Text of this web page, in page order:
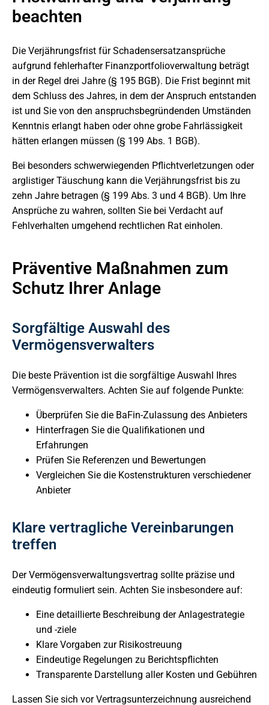
beachten
Die Verjährungsfrist für Schadensersatzansprüche
aufgrund fehlerhafter Finanzportfolioverwaltung beträgt
in der Regel drei Jahre (§ 195 BGB). Die Frist beginnt mit
dem Schluss des Jahres, in dem der Anspruch entstanden
ist und Sie von den anspruchsbegründenden Umständen
Kenntnis erlangt haben oder ohne grobe Fahrlässigkeit
hätten erlangen müssen (§ 199 Abs. 1 BGB).
Bei besonders schwerwiegenden Pflichtverletzungen oder
arglistiger Täuschung kann die Verjährungsfrist bis zu
zehn Jahre betragen (§ 199 Abs. 3 und 4 BGB). Um Ihre
Ansprüche zu wahren, sollten Sie bei Verdacht auf
Fehlverhalten umgehend rechtlichen Rat einholen.
Präventive Maßnahmen zum
Schutz Ihrer Anlage
Sorgfältige Auswahl des
Vermögensverwalters
Die beste Prävention ist die sorgfältige Auswahl Ihres
Vermögensverwalters. Achten Sie auf folgende Punkte:
Überprüfen Sie die BaFin-Zulassung des Anbieters
Hinterfragen Sie die Qualifikationen und
Erfahrungen
Prüfen Sie Referenzen und Bewertungen
Vergleichen Sie die Kostenstrukturen verschiedener
Anbieter
Klare vertragliche Vereinbarungen
treffen
Der Vermögensverwaltungsvertrag sollte präzise und
eindeutig formuliert sein. Achten Sie insbesondere auf:
Eine detaillierte Beschreibung der Anlagestrategie
und -ziele
Klare Vorgaben zur Risikostreuung
Eindeutige Regelungen zu Berichtspflichten
Transparente Darstellung aller Kosten und Gebühren
Lassen Sie sich vor Vertragsunterzeichnung ausreichend